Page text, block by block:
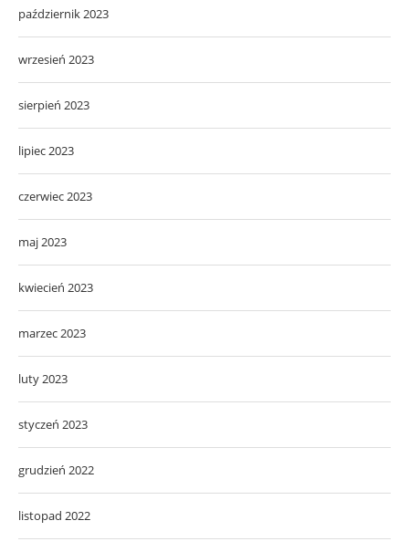
październik 2023
wrzesień 2023
sierpień 2023
lipiec 2023
czerwiec 2023
maj 2023
kwiecień 2023
marzec 2023
luty 2023
styczeń 2023
grudzień 2022
listopad 2022